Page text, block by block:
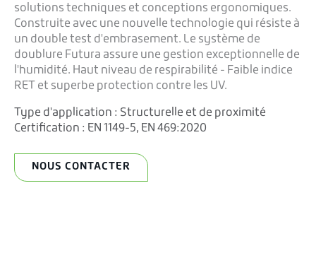
solutions techniques et conceptions ergonomiques.
Construite avec une nouvelle technologie qui résiste à
un double test d'embrasement. Le système de
doublure Futura assure une gestion exceptionnelle de
l'humidité. Haut niveau de respirabilité - Faible indice
RET et superbe protection contre les UV.
Type d'application : Structurelle et de proximité
Certification : EN 1149-5, EN 469:2020
NOUS CONTACTER